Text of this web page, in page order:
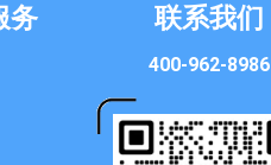
务 联系我们
400-962-8986